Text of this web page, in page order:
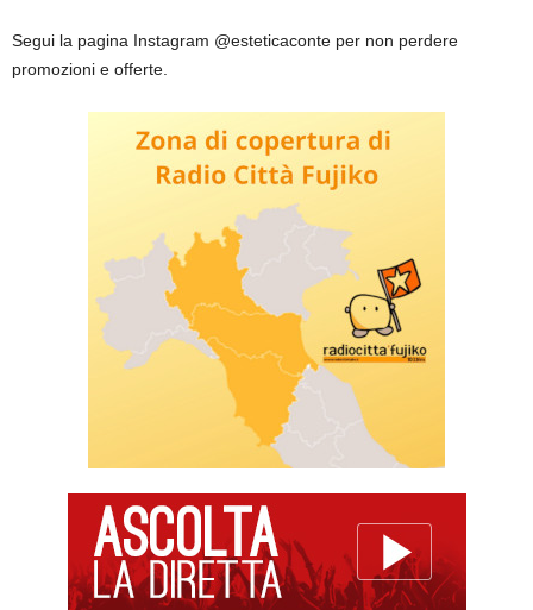
Segui la pagina Instagram @esteticaconte per non perdere
promozioni e offerte.